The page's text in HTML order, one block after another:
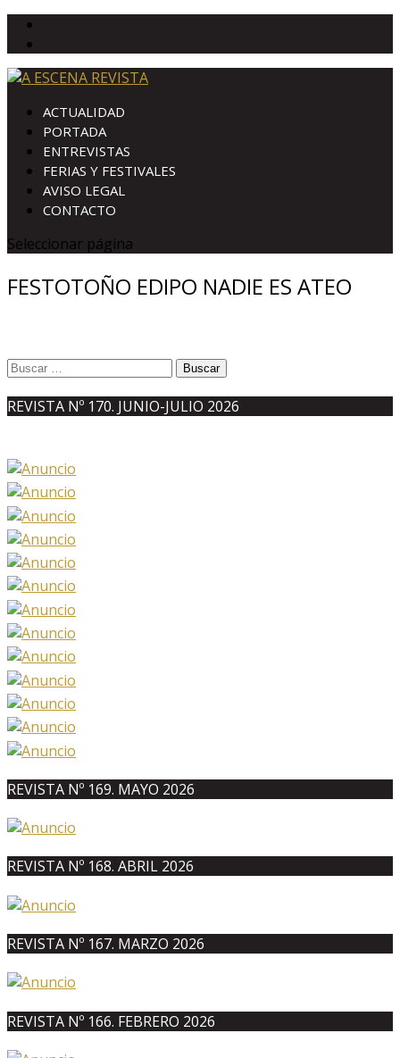
ACTUALIDAD
PORTADA
ENTREVISTAS
FERIAS Y FESTIVALES
AVISO LEGAL
CONTACTO
Seleccionar página
FESTOTOÑO EDIPO NADIE ES ATEO
Buscar:
REVISTA Nº 170. JUNIO-JULIO 2026
REVISTA Nº 169. MAYO 2026
REVISTA Nº 168. ABRIL 2026
REVISTA Nº 167. MARZO 2026
REVISTA Nº 166. FEBRERO 2026